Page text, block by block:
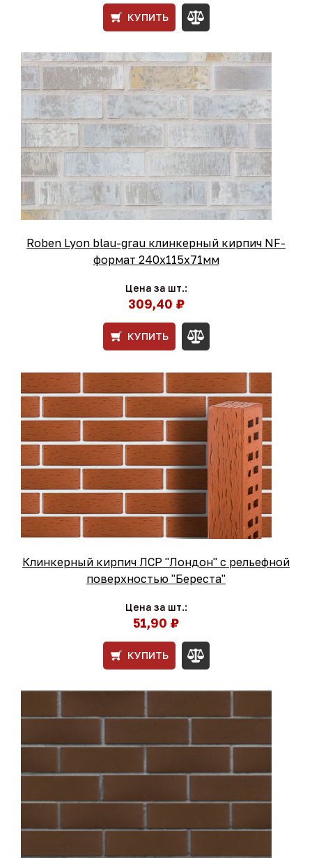
КУПИТЬ
Roben Lyon blau-grau клинкерный кирпич NF-
формат 240x115x71мм
Цена за шт.:
309,40 ₽
КУПИТЬ
Клинкерный кирпич ЛСР "Лондон" с рельефной
поверхностью "Береста"
Цена за шт.:
51,90 ₽
КУПИТЬ